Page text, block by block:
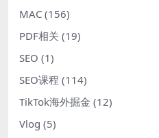
MAC (156)
PDF相关 (19)
SEO (1)
SEO课程 (114)
TikTok海外掘金 (12)
Vlog (5)